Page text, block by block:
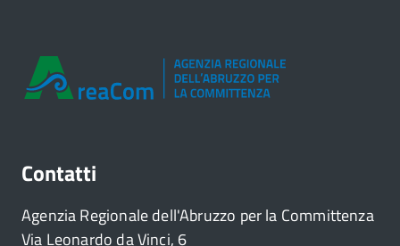
Contatti
Agenzia Regionale dell'Abruzzo per la Committenza
Via Leonardo da Vinci, 6